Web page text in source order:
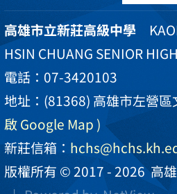
高雄市立新莊高級中學
HSIN CHUANG SENIOR
電話：07-3420103
地址：(81368) 高雄市左營區
啟 Google Map )
新莊信箱：
版權所有 © 2017 - 2026高雄